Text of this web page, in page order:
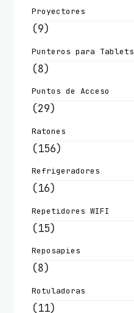
Proyectores
(9)
Punteros para Tablets
(8)
Puntos de Acceso
(29)
Ratones
(156)
Refrigeradores
(16)
Repetidores WIFI
(15)
Reposapies
(8)
Rotuladoras
(11)